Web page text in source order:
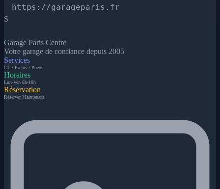
https://garageparis.fr
S
Garage Paris Centre
Votre garage de confiance depuis 2005
Services
CT · Freins · Pneus
Horaires
Lun-Ven 8h-18h
Réservation
Réserver Maintenant